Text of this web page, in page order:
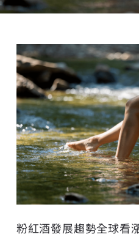
粉紅酒發展趨勢全球看